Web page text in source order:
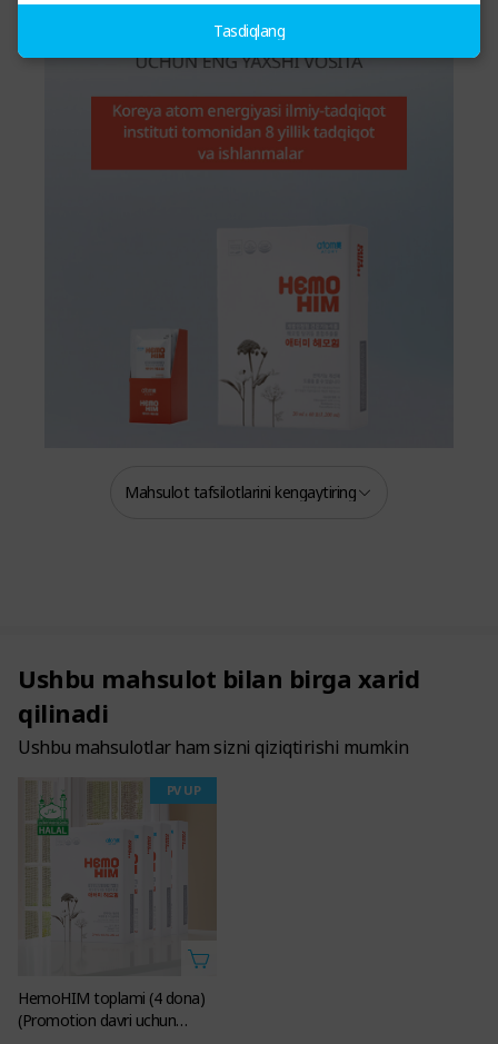
Mahsulot tafsilotlarini kengaytiring
Ushbu mahsulot bilan birga xarid
qilinadi
Ushbu mahsulotlar ham sizni qiziqtirishi mumkin
PV UP
HemoHIM toplami (4 dona)
(Promotion davri uchun
Tasdiqlang